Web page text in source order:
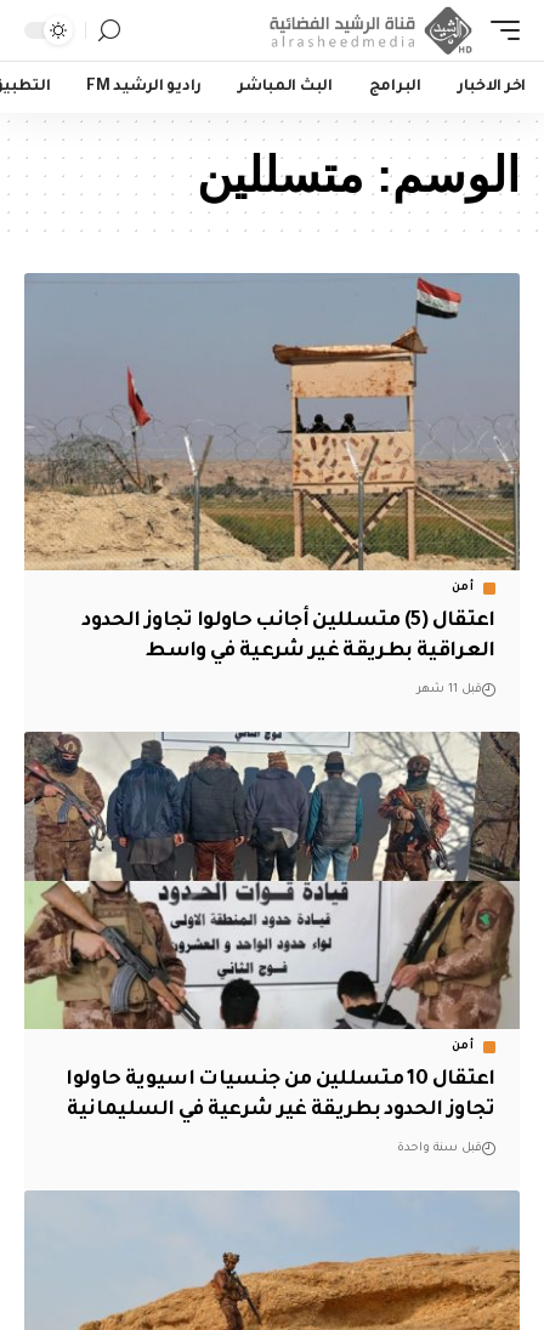
اخر الاخبار البرامج البث المباشر راديو الرشيد FM
الوسم:متسللين
أمن
اعتقال (5) متسللين أجانب حاولوا تجاوز الحدود
العراقية بطريقة غير شرعية في واسط
قبل 11 شهر
أمن
اعتقال 10 متسللين من جنسيات اسيوية حاولوا
تجاوز الحدود بطريقة غير شرعية في السليمانية
قبل سنة واحدة